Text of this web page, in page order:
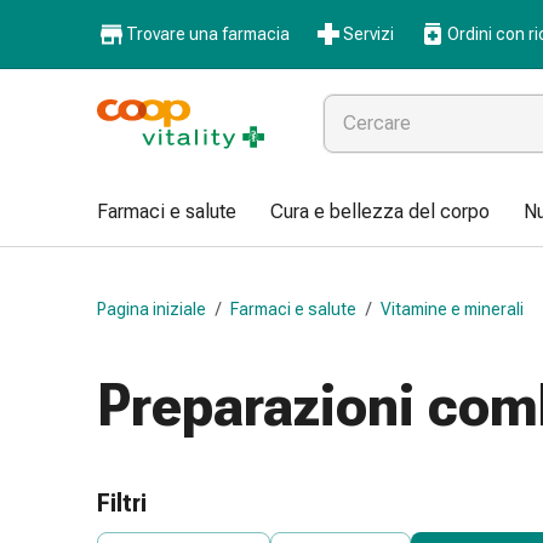
Farmaci
Influenza
Pastiglie
Farmaci
e
Mal
di
Trovare una farmacia Servizi Ordini con
Farmaci e salute Cura e bellezza del corpo
Pagina iniziale / Farmaci e salute / Vitamine e minerali
Preparazioni
Filtri